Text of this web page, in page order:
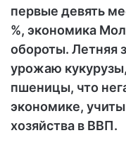
первые девять
%, экономика
обороты. Летняя
урожаю
пшеницы, что
экономике,
хозяйства в ВВП.